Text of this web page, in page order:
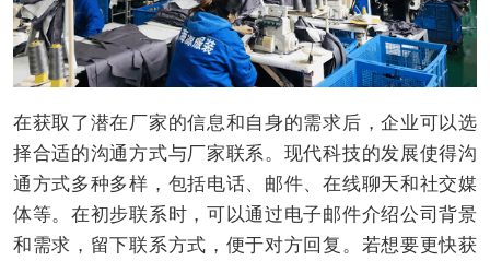
在获取了潜在厂家的信息和自身的需求后，企业可以选
择合适的沟通方式与厂家联系。现代科技的发展使得沟
通方式多种多样，包括电话、邮件、在线聊天和社交媒
体等。在初步联系时，可以通过电子邮件介绍公司背景
和需求，留下联系方式，便于对方回复。若想要更快获